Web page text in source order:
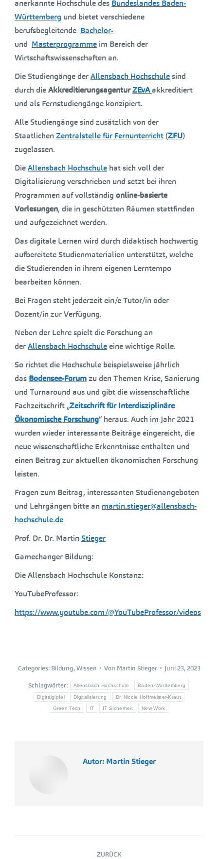
anerkannte Hochschule des Bundeslandes Baden-
Württemberg und bietet verschiedene
berufsbegleitende Bachelor-
und Masterprogramme im Bereich der
Wirtschaftswissenschaften an.
Die Studiengänge derAllensbach Hochschulesind
durch dieAkkreditierungsagenturZEvAakkreditiert
und als Fernstudiengänge konzipiert.
Alle Studiengänge sind zusätzlich von der
Staatlichen Zentralstelle für Fernunterricht (ZFU)
zugelassen.
DieAllensbach Hochschule hat sich voll der
Digitalisierung verschrieben und setzt bei ihren
Programmen auf vollständig online-basierte
Vorlesungen, die in geschützten Räumen stattfinden
und aufgezeichnet werden.
Das digitale Lernen wird durch didaktisch hochwertig
aufbereitete Studienmaterialien unterstützt, welche
die Studierenden in ihrem eigenen Lerntempo
bearbeiten können.
Bei Fragen steht jederzeit ein/e Tutor/in oder
Dozent/in zur Verfügung.
Neben der Lehre spielt die Forschung an
derAllensbach Hochschuleeine wichtige Rolle.
So richtet die Hochschule beispielsweise jährlich
das Bodensee-Forumzu den Themen Krise, Sanierung
und Turnaround aus und gibt die wissenschaftliche
Fachzeitschrift „Zeitschrift für Interdisziplinäre
Ökonomische Forschung“ heraus. Auch im Jahr 2021
wurden wieder interessante Beiträge eingereicht, die
neue wissenschaftliche Erkenntnisse enthalten und
einen Beitrag zur aktuellen ökonomischen Forschung
leisten.
Fragen zum Beitrag, interessanten Studienangeboten
und Lehrgängen bitte an martin.stieger@allensbach-
hochschule.de
Prof. Dr. Dr. Martin Stieger
Gamechanger Bildung:
Die Allensbach Hochschule Konstanz:
YouTubeProfessor:
https://www.youtube.com/@YouTubeProfessor/videos
Categories: Bildung,Wissen Von Martin Stieger Juni 23, 2023
Schlagwörter: Allensbach Hochschule Baden-Württemberg
Digitalgipfel Digitalisierung Dr. Nicole Hoffmeister-Kraut
Green Tech IT IT Sicherheit New Work
Autor: Martin Stieger
Kommentarnavigation
ZURÜCK